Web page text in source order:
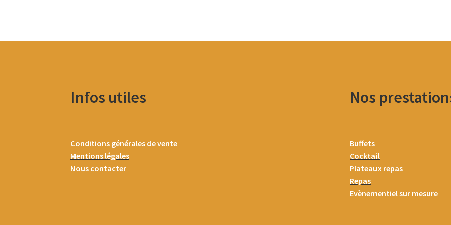
Infos utiles
Conditions générales de vente
Mentions légales
Nous contacter
Nos
Buffets
Cocktail
Plateaux repas
Repas
Evènementiel sur mesure